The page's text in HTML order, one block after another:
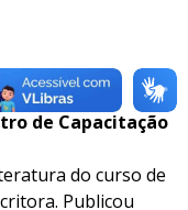
o bardo na
de Capacitação
do curso de
Publicou